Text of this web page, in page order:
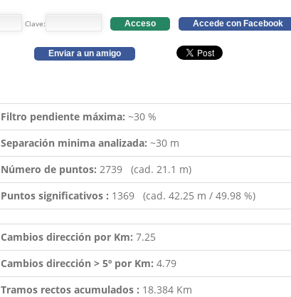
Clave: Acceso Accede con Facebook
Enviar a un amigo
Filtro pendiente máxima: ~30 %
Separación minima analizada: ~30 m
Número de puntos: 2739 (cad. 21.1 m)
Puntos significativos : 1369 (cad. 42.25 m / 49.98 %)
Cambios dirección por Km: 7.25
Cambios dirección > 5º por Km: 4.79
Tramos rectos acumulados : 18.384 Km